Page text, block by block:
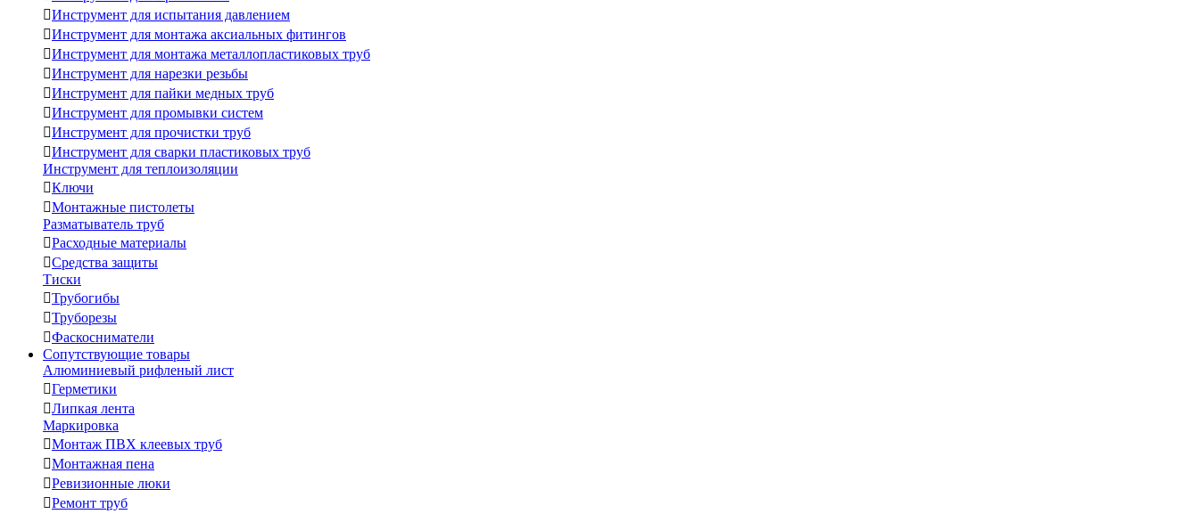
Инструмент для испытания давлением
Инструмент для монтажа аксиальных фитингов
Инструмент для монтажа металлопластиковых труб
Инструмент для нарезки резьбы
Инструмент для пайки медных труб
Инструмент для промывки систем
Инструмент для прочистки труб
Инструмент для сварки пластиковых труб
Инструмент для теплоизоляции
Ключи
Монтажные пистолеты
Разматыватель труб
Расходные материалы
Средства защиты
Тиски
Трубогибы
Труборезы
Фаскосниматели
Сопутствующие товары
Алюминиевый рифленый лист
Герметики
Липкая лента
Маркировка
Монтаж ПВХ клеевых труб
Монтажная пена
Ревизионные люки
Ремонт труб